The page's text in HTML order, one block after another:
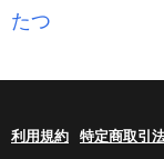
たつ
利用規約 特定商取引